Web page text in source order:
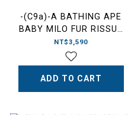
-(C9a)-A BATHING APE
BABY MILO FUR RISSUE
BOX COVER 瞌睡MILO 面
紙盒套-0AC4487XXQ
NT$3,590
ADD TO CART